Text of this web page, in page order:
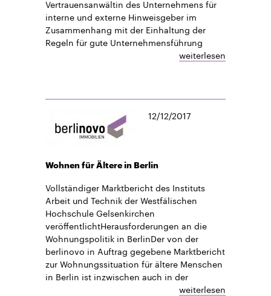
Vertrauensanwältin des Unternehmens für
interne und externe Hinweisgeber im
Zusammenhang mit der Einhaltung der
Regeln für gute Unternehmensführung
weiterlesen
12/12/2017
Wohnen für Ältere in Berlin
Vollständiger Marktbericht des Instituts
Arbeit und Technik der Westfälischen
Hochschule Gelsenkirchen
veröffentlichtHerausforderungen an die
Wohnungspolitik in BerlinDer von der
berlinovo in Auftrag gegebene Marktbericht
zur Wohnungssituation für ältere Menschen
in Berlin ist inzwischen auch in der
weiterlesen